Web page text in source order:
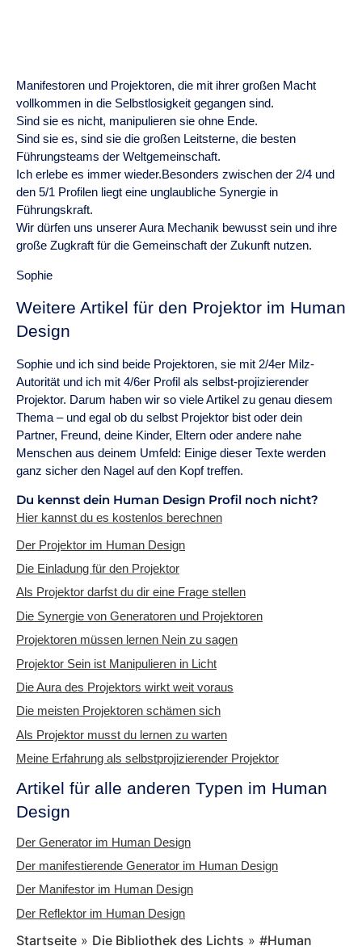
Manifestoren und Projektoren, die mit ihrer großen Macht
vollkommen in die Selbstlosigkeit gegangen sind.
Sind sie es nicht, manipulieren sie ohne Ende.
Sind sie es, sind sie die großen Leitsterne, die besten
Führungsteams der Weltgemeinschaft.
Ich erlebe es immer wieder.Besonders zwischen der 2/4 und
den 5/1 Profilen liegt eine unglaubliche Synergie in
Führungskraft.
Wir dürfen uns unserer Aura Mechanik bewusst sein und ihre
große Zugkraft für die Gemeinschaft der Zukunft nutzen.
Sophie
Weitere Artikel für den Projektor im Human
Design
Sophie und ich sind beide Projektoren, sie mit 2/4er Milz-
Autorität und ich mit 4/6er Profil als selbst-projizierender
Projektor. Darum haben wir so viele Artikel zu genau diesem
Thema – und egal ob du selbst Projektor bist oder dein
Partner, Freund, deine Kinder, Eltern oder andere nahe
Menschen aus deinem Umfeld: Einige dieser Texte werden
ganz sicher den Nagel auf den Kopf treffen.
Du kennst dein Human Design Profil noch nicht?
Hier kannst du es kostenlos berechnen
Der Projektor im Human Design
Die Einladung für den Projektor
Als Projektor darfst du dir eine Frage stellen
Die Synergie von Generatoren und Projektoren
Projektoren müssen lernen Nein zu sagen
Projektor Sein ist Manipulieren in Licht
Die Aura des Projektors wirkt weit voraus
Die meisten Projektoren schämen sich
Als Projektor musst du lernen zu warten
Meine Erfahrung als selbstprojizierender Projektor
Artikel für alle anderen Typen im Human
Design
Der Generator im Human Design
Der manifestierende Generator im Human Design
Der Manifestor im Human Design
Der Reflektor im Human Design
Startseite » Die Bibliothek des Lichts » #Human